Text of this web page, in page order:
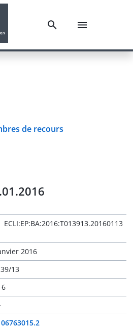
de recours
ECLI:EP:BA:2016:T013913.20160113
2016
13
06763015.2